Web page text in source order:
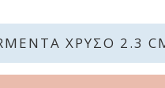
ΧΡΥΣΌ 2.3